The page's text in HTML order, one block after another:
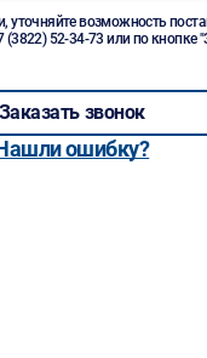
уточняйте возможность
(3822) 52-34-73 или по кнопке
Заказать звонок
ошибку?